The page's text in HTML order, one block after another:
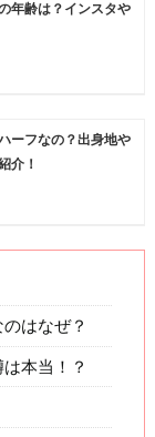
年齢は？インスタや
ーフなの？出身地や
介！
はなぜ？
本当！？